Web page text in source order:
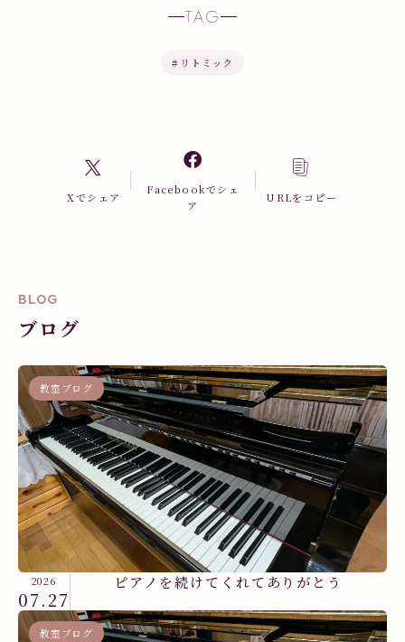
TAG
# リトミック
Xでシェア
Facebookでシェ
ア
URLをコピー
BLOG
ブログ
教室ブログ
2026
07.27
ピアノを続けてくれてありがとう
教室ブログ